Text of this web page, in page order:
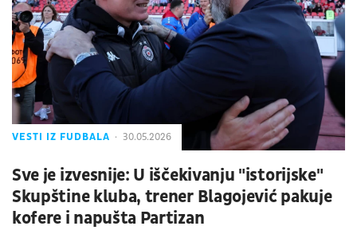
VESTI IZ FUDBALA 30.05.2026
Sve je izvesnije: U iščekivanju "istorijske"
Skupštine kluba, trener Blagojević pakuje
kofere i napušta Partizan